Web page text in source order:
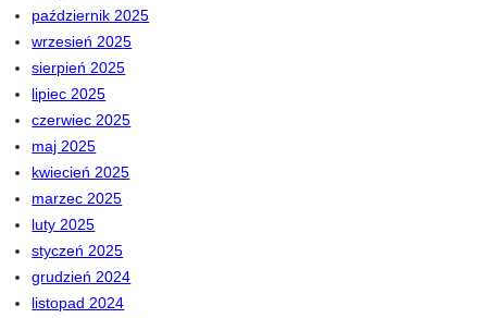
październik 2025
wrzesień 2025
sierpień 2025
lipiec 2025
czerwiec 2025
maj 2025
kwiecień 2025
marzec 2025
luty 2025
styczeń 2025
grudzień 2024
listopad 2024